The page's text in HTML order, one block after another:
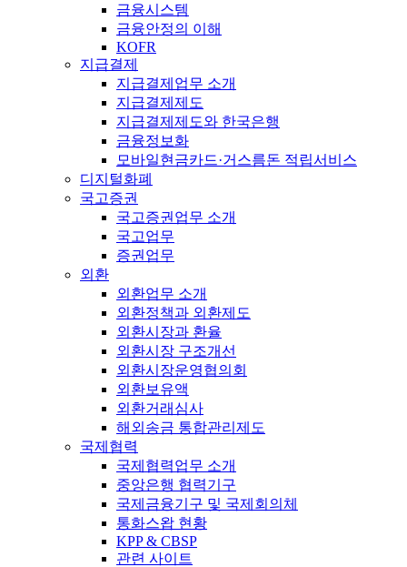
금융시스템
금융안정의 이해
KOFR
지급결제
지급결제업무 소개
지급결제제도
지급결제제도와 한국은행
금융정보화
모바일현금카드·거스름돈 적립서비스
디지털화폐
국고증권
국고증권업무 소개
국고업무
증권업무
외환
외환업무 소개
외환정책과 외환제도
외환시장과 환율
외환시장 구조개선
외환시장운영협의회
외환보유액
외환거래심사
해외송금 통합관리제도
국제협력
국제협력업무 소개
중앙은행 협력기구
국제금융기구 및 국제회의체
통화스왑 현황
KPP & CBSP
관련 사이트